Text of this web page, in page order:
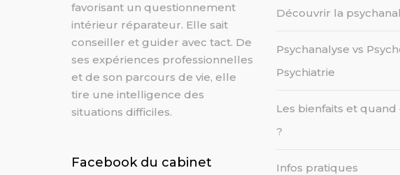
favorisant un questionnement
intérieur réparateur. Elle sait
conseiller et guider avec tact. De
ses expériences professionnelles
et de son parcours de vie, elle
tire une intelligence des
situations difficiles.
Facebook du cabinet
Découvrir la
Psychanalyse vs
Psychiatrie
Les bienfaits et
?
Infos pratiques